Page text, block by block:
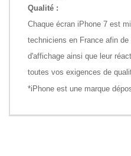
Qualité :
Chaque écran iPhone 7 est
techniciens en France afin
d'affichage ainsi que leur
toutes vos exigences de
*iPhone est une marque